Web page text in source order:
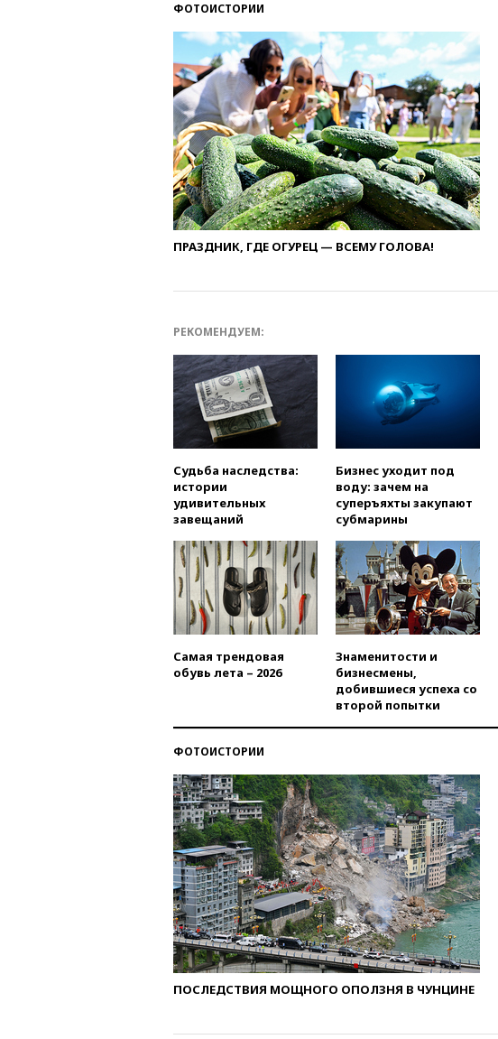
ФОТОИСТОРИИ
ПРАЗДНИК, ГДЕ ОГУРЕЦ — ВСЕМУ ГОЛОВА!
РЕКОМЕНДУЕМ:
Судьба наследства:
истории
удивительных
завещаний
Бизнес уходит под
воду: зачем на
суперъяхты закупают
субмарины
Самая трендовая
обувь лета – 2026
Знаменитости и
бизнесмены,
добившиеся успеха со
второй попытки
ФОТОИСТОРИИ
ПОСЛЕДСТВИЯ МОЩНОГО ОПОЛЗНЯ В ЧУНЦИНЕ